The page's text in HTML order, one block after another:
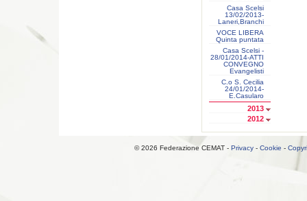
Casa Scelsi
13/02/2013-
Laneri,Branchi
VOCE LIBERA
Quinta puntata
Casa Scelsi -
28/01/2014-ATTI
CONVEGNO
Evangelisti
C.o S. Cecilia
24/01/2014-
E.Casularo
2013
2012
© 2026 Federazione CEMAT - Privacy- Cookie -